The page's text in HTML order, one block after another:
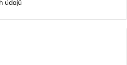
údajů